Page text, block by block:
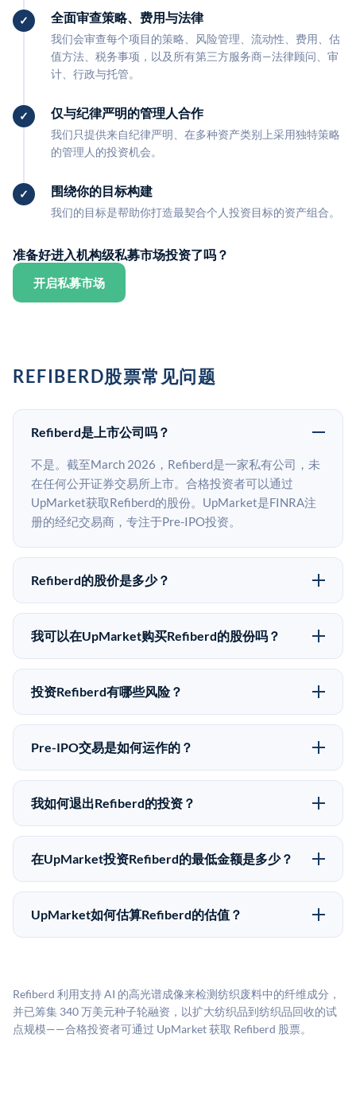
全面审查策略、费用与法律
我们会审查每个项目的策略、风险管理、流动性、费用、估
值方法、税务事项，以及所有第三方服务商—法律顾问、审
计、行政与托管。
仅与纪律严明的管理人合作
我们只提供来自纪律严明、在多种资产类别上采用独特策略
的管理人的投资机会。
围绕你的目标构建
我们的目标是帮助你打造最契合个人投资目标的资产组合。
准备好进入机构级私募市场投资了吗？
开启私募市场
REFIBERD股票常见问题
Refiberd是上市公司吗？
不是。截至March 2026，Refiberd是一家私有公司，未
在任何公开证券交易所上市。合格投资者可以通过
UpMarket获取Refiberd的股份。UpMarket是FINRA注
册的经纪交易商，专注于Pre-IPO投资。
Refiberd的股价是多少？
Refiberd没有公开股价，因为它是一家私有公司。最近
的已知股价来自其最近一轮融资。 二级市场上的Pre-
有所不同。
我可以在UpMarket购买Refiberd的股份吗？
可以。合格投资者可以通过填写本页表单或在
upmarket.co创建账户来表达对Refiberd股份的投资意
50,000美元。UpMarket是FINRA注册的经纪交易商，
自2019年以来已经纪超过5亿美元的另类投资。
投资Refiberd有哪些风险？
Pre-IPO投资存在重大风险。Refiberd的股份流动性低，
意味着没有公开市场可以快速出售。不存在确定的退出
好可能全部损失的准备。私有公司的估值在融资轮次之
间可能大幅波动。投资者应在投资前咨询其财务顾问并
Pre-IPO交易是如何运作的？
在Pre-IPO交易中，合格投资者通过二级市场平台从现有
股东（如员工、早期投资者或其他持有人）处购买股
为FINRA注册的经纪交易商促成这些交易，代表双方处
理合规、文件和结算事宜。
我如何退出Refiberd的投资？
Pre-IPO持股主要有两种退出途径：在二级市场将股份出
售给其他买家，或持有直到公司完成IPO或被收购。两
市场条件。任何退出的时间都是不可预测的，投资者应
做好多年持有的准备。
在UpMarket投资Refiberd的最低金额是多少？
UpMarket上大多数Pre-IPO产品的最低投资金额为
50,000美元。具体金额可能因产品和股份供应情况而有
UpMarket如何估算Refiberd的估值？
司可比倍数应用私有公司折扣，以反映流动性不足和信
息不对称。此估值不构成投资建议，可能与实际交易价
Refiberd 利用支持 AI 的高光谱成像来检测纺织废料中的纤维成分，
并已筹集 340 万美元种子轮融资，以扩大纺织品到纺织品回收的试
点规模——合格投资者可通过 UpMarket 获取 Refiberd 股票。